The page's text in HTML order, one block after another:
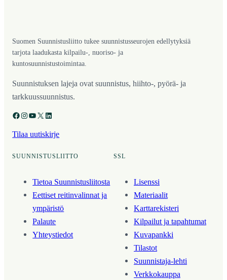
Suomen Suunnistusliitto tukee suunnistusseurojen edellytyksiä
tarjota laadukasta kilpailu-, nuoriso- ja
kuntosuunnistustoimintaa.
Suunnistuksen lajeja ovat suunnistus, hiihto-, pyörä- ja
tarkkuussuunnistus.
Facebook Instagram YouTube X LinkedIn
Tilaa uutiskirje
SUUNNISTUSLIITTO
Tietoa Suunnistusliitosta
Eettiset reitinvalinnat ja
ympäristö
Palaute
Yhteystiedot
SSL
Lisenssi
Materiaalit
Karttarekisteri
Kilpailut ja tapahtumat
Kuvapankki
Tilastot
Suunnistaja-lehti
Verkkokauppa